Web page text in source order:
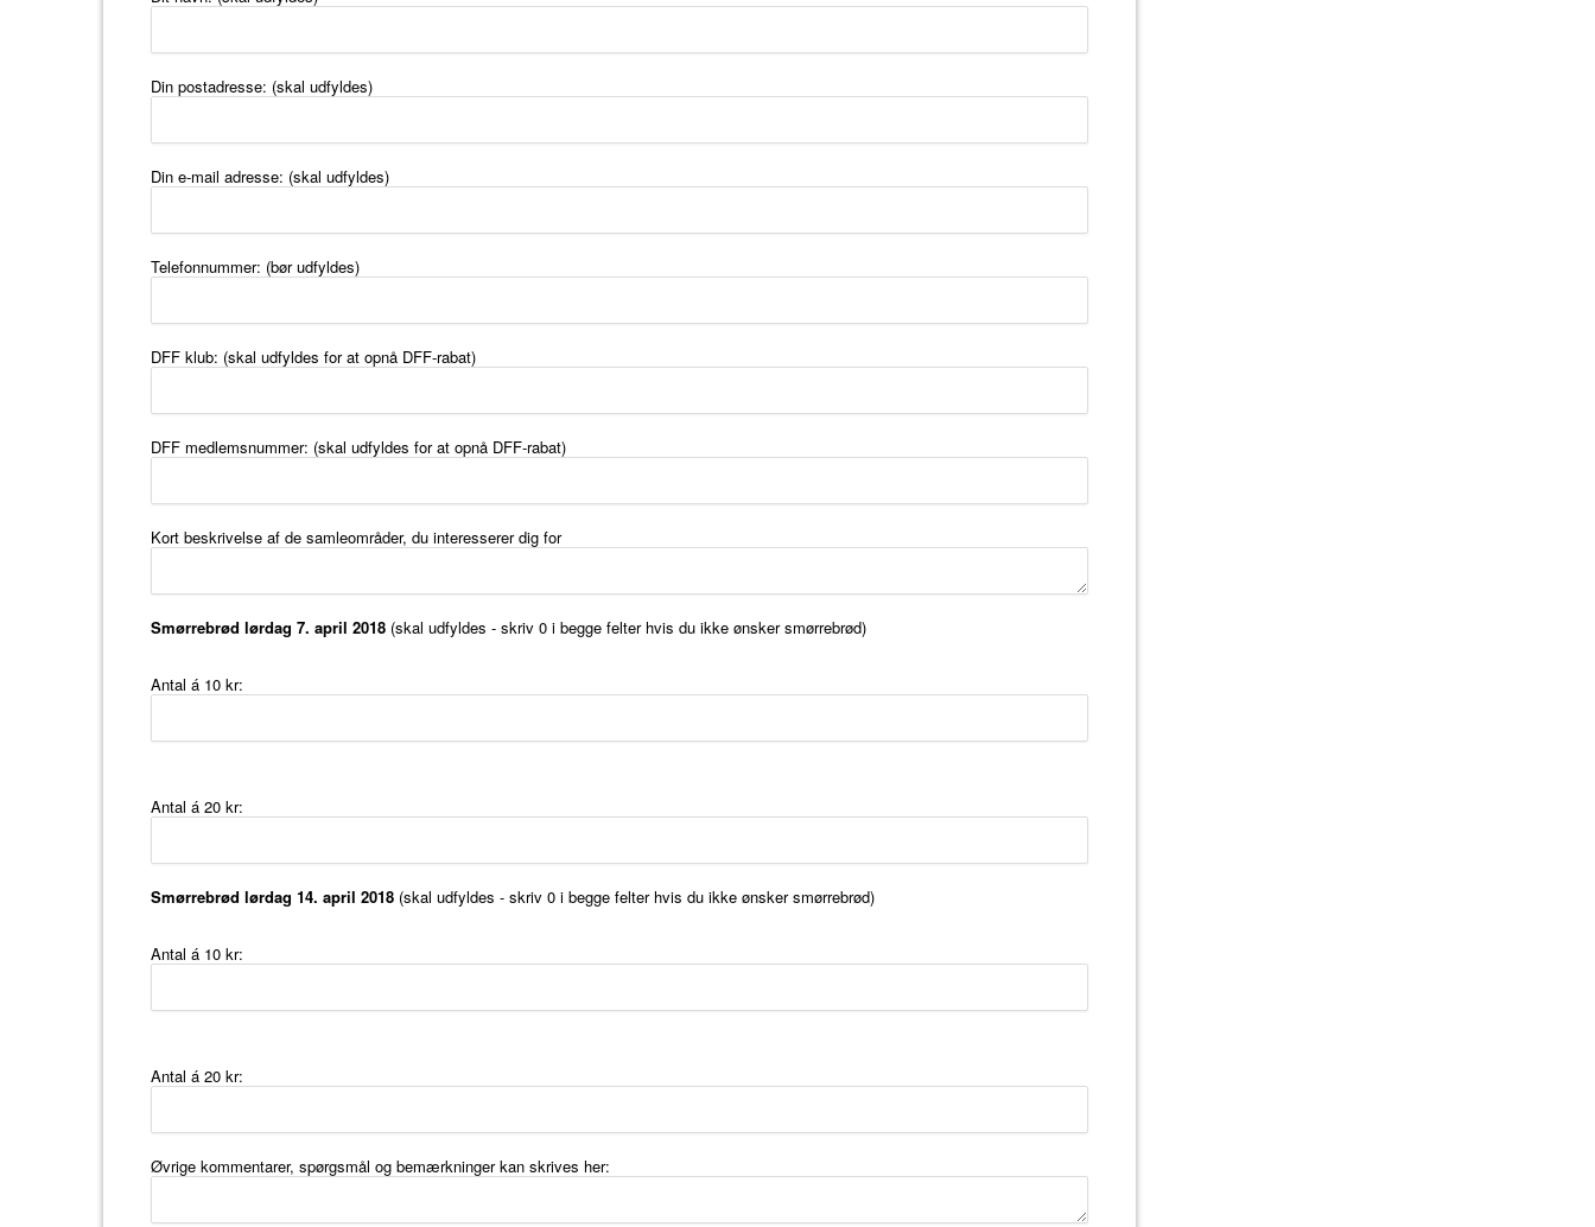
Din postadresse: (skal udfyldes)
Din e-mail adresse: (skal udfyldes)
Telefonnummer: (bør udfyldes)
DFF klub: (skal udfyldes for at opnå DFF-rabat)
DFF medlemsnummer: (skal udfyldes for at opnå DFF-rabat)
Kort beskrivelse af de samleområder, du interesserer dig for
Smørrebrød lørdag 7. april 2018 (skal udfyldes - skriv 0 i begge felter hvis du ikke ønsker smørrebrød)
Antal á 10 kr:
Antal á 20 kr:
Smørrebrød lørdag 14. april 2018 (skal udfyldes - skriv 0 i begge felter hvis du ikke ønsker smørrebrød)
Antal á 10 kr:
Antal á 20 kr:
Øvrige kommentarer, spørgsmål og bemærkninger kan skrives her: